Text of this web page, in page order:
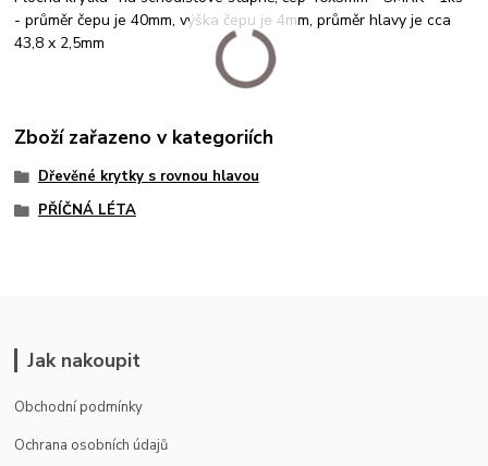
- průměr čepu je 40mm, výška čepu je 4mm, průměr hlavy je cca
43,8 x 2,5mm
Zboží zařazeno v kategoriích
Dřevěné krytky s rovnou hlavou
PŘÍČNÁ LÉTA
Jak nakoupit
Obchodní podmínky
Ochrana osobních údajů